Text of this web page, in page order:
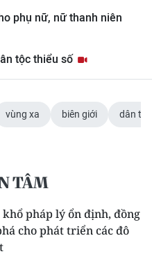
phụ nữ, nữ thanh niên
tộc thiểu số
vùng xa biên giới dân
TÂM
pháp lý ổn định, đồng
cho phát triển các đô